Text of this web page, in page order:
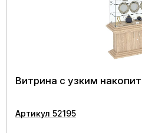
Витрина с узким
Артикул 52195